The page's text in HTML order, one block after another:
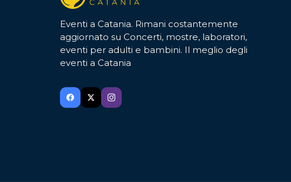
Eventi a Catania. Rimani costantemente
aggiornato su Concerti, mostre, laboratori,
eventi per adulti e bambini. Il meglio degli
eventi a Catania